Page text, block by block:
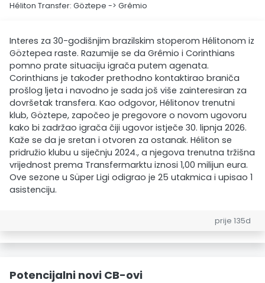
Héliton Transfer: Göztepe -> Grêmio
Interes za 30-godišnjim brazilskim stoperom Hélitonom iz
Göztepea raste. Razumije se da Grêmio i Corinthians
pomno prate situaciju igrača putem agenata.
Corinthians je također prethodno kontaktirao braniča
prošlog ljeta i navodno je sada još više zainteresiran za
dovršetak transfera. Kao odgovor, Hélitonov trenutni
klub, Göztepe, započeo je pregovore o novom ugovoru
kako bi zadržao igrača čiji ugovor istječe 30. lipnja 2026.
Kaže se da je sretan i otvoren za ostanak. Héliton se
pridružio klubu u siječnju 2024., a njegova trenutna tržišna
vrijednost prema Transfermarktu iznosi 1,00 milijun eura.
Ove sezone u Süper Ligi odigrao je 25 utakmica i upisao 1
asistenciju.
prije 135d
Potencijalni novi CB-ovi